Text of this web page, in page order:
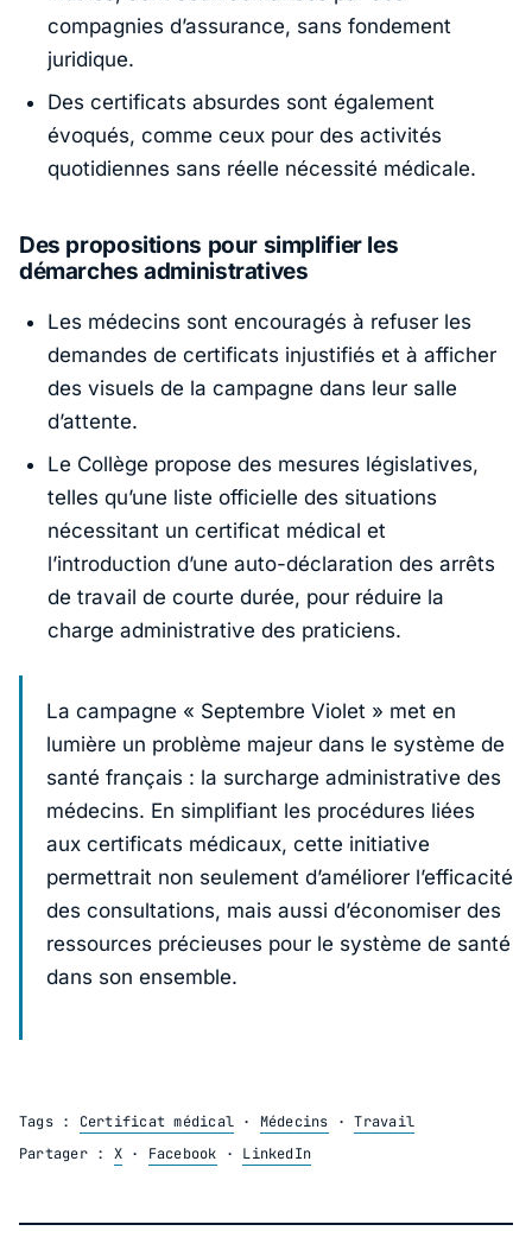
compagnies d’assurance, sans fondement
juridique.
Des certificats absurdes sont également
évoqués, comme ceux pour des activités
quotidiennes sans réelle nécessité médicale.
Des propositions pour simplifier les
démarches administratives
Les médecins sont encouragés à refuser les
demandes de certificats injustifiés et à afficher
des visuels de la campagne dans leur salle
d’attente.
Le Collège propose des mesures législatives,
telles qu’une liste officielle des situations
nécessitant un certificat médical et
l’introduction d’une auto-déclaration des arrêts
de travail de courte durée, pour réduire la
charge administrative des praticiens.
La campagne « Septembre Violet » met en
lumière un problème majeur dans le système de
santé français : la surcharge administrative des
médecins. En simplifiant les procédures liées
aux certificats médicaux, cette initiative
permettrait non seulement d’améliorer l’efficacité
des consultations, mais aussi d’économiser des
ressources précieuses pour le système de santé
dans son ensemble.
Tags : Certificat médical · Médecins ·Travail
Partager : X· Facebook · LinkedIn